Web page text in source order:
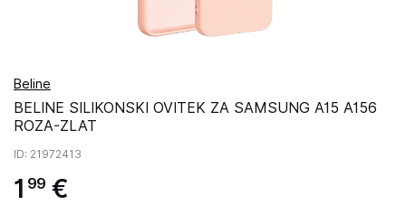
Beline
BELINE SILIKONSKI OVITEK ZA SAMSUNG A15 A156
ROZA-ZLAT
ID: 21972413
1 99 €